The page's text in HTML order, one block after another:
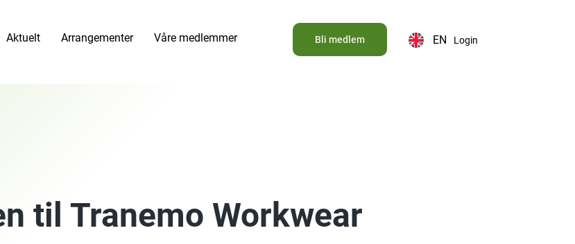
Aktuelt Arrangementer Våre medlemmer EN Login
Bli medlem
til Tranemo Workwear